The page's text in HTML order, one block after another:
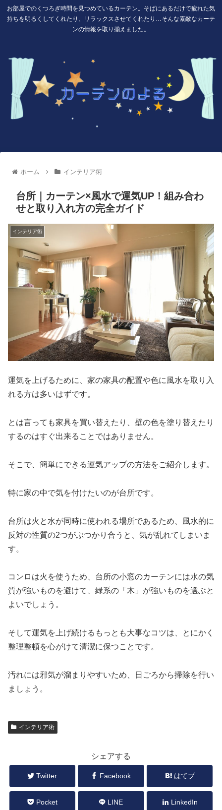
お部屋でのくつろぎ時間を見つめているカーテン。そばにあるだけで疲れた気
持ちを明るくしてくれたり、リラックスさせてくれたり…そんな素敵なカーテ
ンの情報を取り揃えました。
ホーム インテリア術
台所｜カーテン×風水で運気UP！組み合わ
せと取り入れ方の完全ガイド
インテリア術
運気を上げるために、家の家具の配置や色に風水を取り入
れる方は多いはずです。
とは言っても家具を買い替えたり、壁の色を塗り替えたり
するのはすぐ出来ることではありません。
そこで、簡単にできる運気アップの方法をご紹介します。
特に家の中で気を付けたいのが台所です。
台所は火と水が同時に使われる場所であるため、風水的に
反対の性質の2つがぶつかり合うと、気が乱れてしまいま
す。
コンロは火を使うため、台所の小窓のカーテンには水の気
質が強いものを避けて、緑系の「木」が強いものを選ぶと
よいでしょう。
そして運気を上げ続けるもっとも大事なコツは、とにかく
整理整頓を心がけて清潔に保つことです。
汚れには邪気が溜まりやすいため、日ごろから掃除を行い
ましょう。
インテリア術
シェアする
Twitter Facebook はてブ
Pocket LINE LinkedIn